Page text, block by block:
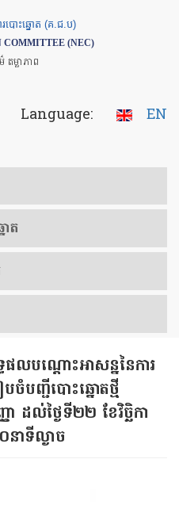
របោះឆ្នោត (គ.ជ.ប)
(NEC)
តម្លាភាព
Language: EN
ោត
ល​បណ្តោះ​អាសន្ន​នៃ​ការ​
ចំ​បញ្ជីបោះឆ្នោតថ្មី
ដល់ថ្ងៃទី២២ ខែវិច្ឆិកា
ាទីល្ងាច